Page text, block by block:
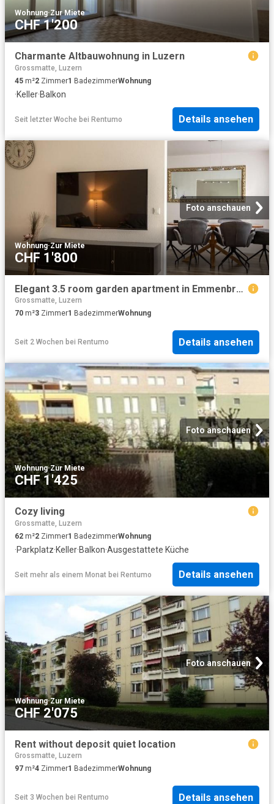
Wohnung·Zur Miete
CHF 1'200
Charmante Altbauwohnung in Luzern
Grossmatte, Luzern
45 m²2 Zimmer1 BadezimmerWohnung
·Keller·Balkon
Seit letzter Woche bei Rentumo Details ansehen
Foto anschauen
Wohnung·Zur Miete
CHF 1'800
Elegant 3.5 room garden apartment in Emmenbrücke
Grossmatte, Luzern
70 m²3 Zimmer1 BadezimmerWohnung
Seit 2 Wochen bei Rentumo Details ansehen
Foto anschauen
Wohnung·Zur Miete
CHF 1'425
Cozy living
Grossmatte, Luzern
62 m²2 Zimmer1 BadezimmerWohnung
·Parkplatz·Keller·Balkon·Ausgestattete Küche
Seit mehr als einem Monat bei Rentumo Details ansehen
Foto anschauen
Wohnung·Zur Miete
CHF 2'075
Rent without deposit quiet location
Grossmatte, Luzern
97 m²4 Zimmer1 BadezimmerWohnung
Seit 3 Wochen bei Rentumo Details ansehen